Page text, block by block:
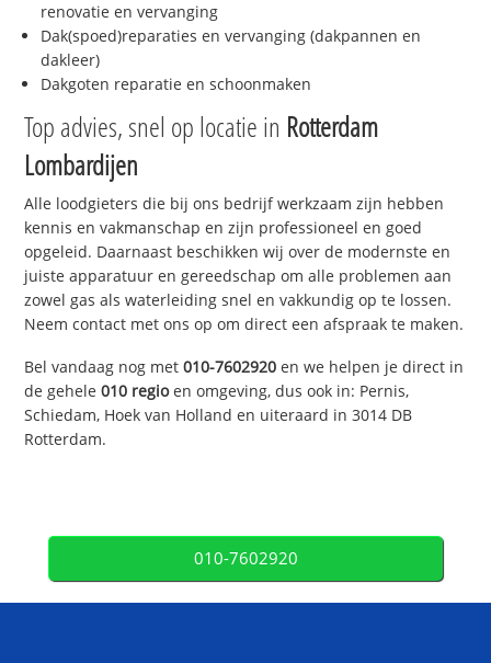
renovatie en vervanging
Dak(spoed)reparaties en vervanging (dakpannen en
dakleer)
Dakgoten reparatie en schoonmaken
Top advies, snel op locatie in Rotterdam
Lombardijen
Alle loodgieters die bij ons bedrijf werkzaam zijn hebben
kennis en vakmanschap en zijn professioneel en goed
opgeleid. Daarnaast beschikken wij over de modernste en
juiste apparatuur en gereedschap om alle problemen aan
zowel gas als waterleiding snel en vakkundig op te lossen.
Neem contact met ons op om direct een afspraak te maken.
Bel vandaag nog met010-7602920 en we helpen je direct in
de gehele010 regioen omgeving, dus ook in: Pernis,
Schiedam, Hoek van Holland en uiteraard in 3014 DB
Rotterdam.
010-7602920